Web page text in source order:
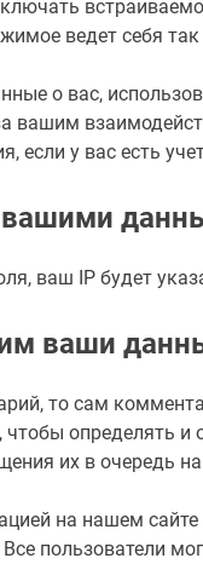
ведет себя
о вас,
вашим
если у вас есть
ваш IP будет
ваши
то сам
чтобы определять
их в очередь
на нашем
пользователи